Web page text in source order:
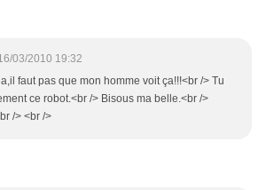
03/2010 19:32
faut pas que mon homme voit ça!!!<br /> Tu
ce robot.<br /> Bisous ma belle.<br />
/> <br />